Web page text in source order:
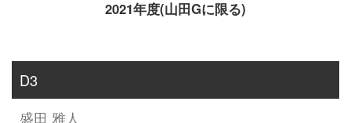
2021年度(山田Gに限る)
D3
盛田 雅人